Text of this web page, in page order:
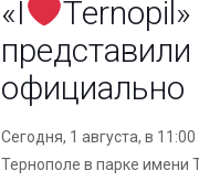
«I
Ternopil»
представили
официально
Сегодня, 1 августа, в 11:00
Тернополе в парке имени